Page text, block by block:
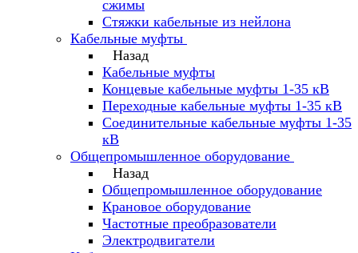
сжимы
Стяжки кабельные из нейлона
Кабельные муфты
Назад
Кабельные муфты
Концевые кабельные муфты 1-35 кВ
Переходные кабельные муфты 1-35 кВ
Соединительные кабельные муфты 1-35
кВ
Общепромышленное оборудование
Назад
Общепромышленное оборудование
Крановое оборудование
Частотные преобразователи
Электродвигатели